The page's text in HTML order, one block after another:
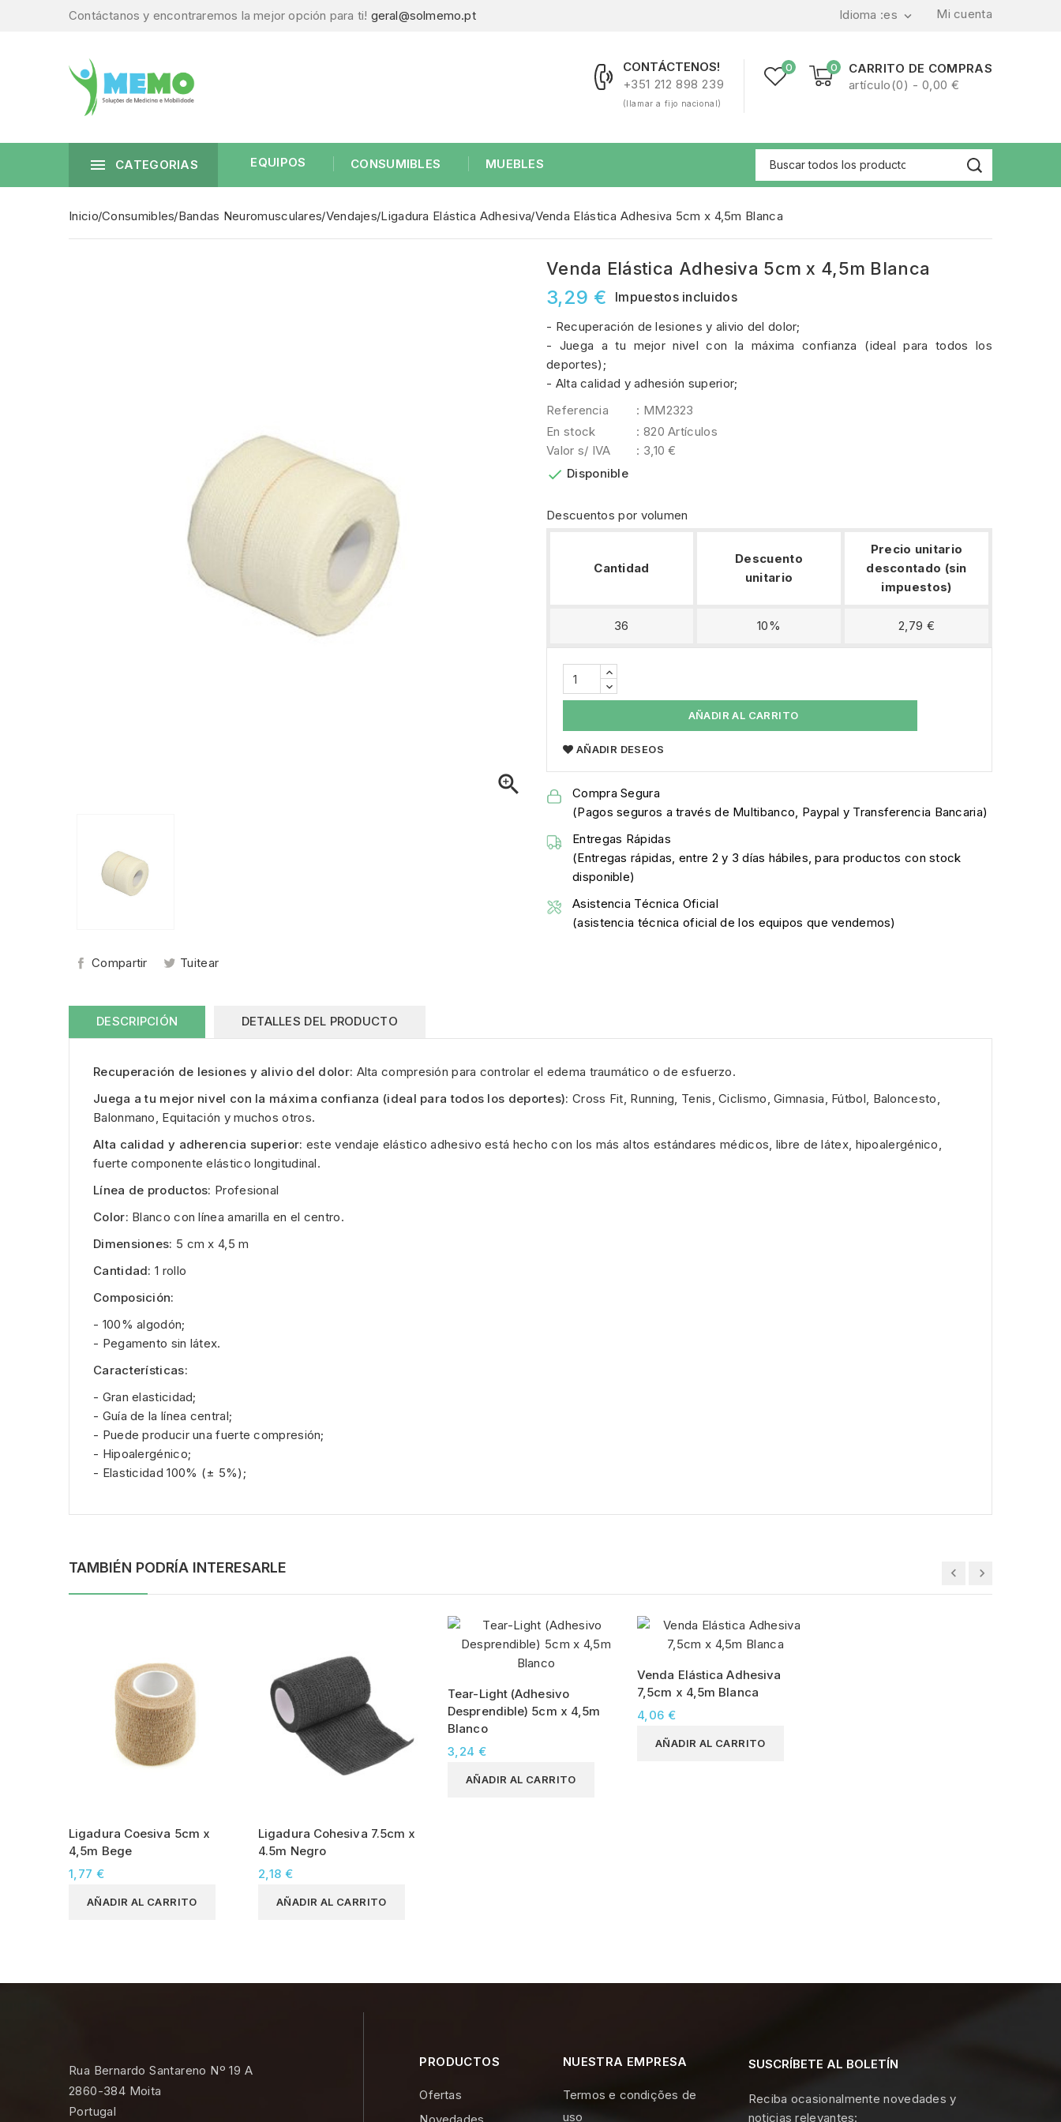
Contáctanos y encontraremos la mejor opción para ti! geral@solmemo.pt Mi cuenta
Idioma :es 
0
CARRITO DE COMPRAS
artículo(0) - 0,00 €
0
CONTÁCTENOS!
+351 212 898 239
(llamar a fijo nacional)
 CATEGORIAS EQUIPOS CONSUMIBLES MUEBLES
Inicio Consumibles Bandas Neuromusculares Vendajes Ligadura Elástica Adhesiva Venda Elástica Adhesiva 5cm x 4,5m Blanca

Compartir Tuitear
Venda Elástica Adhesiva 5cm x 4,5m Blanca
3,29 € Impuestos incluidos
- Recuperación de lesiones y alivio del dolor;
- Juega a tu mejor nivel con la máxima confianza (ideal para todos los
deportes);
- Alta calidad y adhesión superior;
Referencia
: MM2323
En stock
: 820 Artículos
Valor s/ IVA
: 3,10 €
 Disponible
Descuentos por volumen
Cantidad
Descuento
unitario
Precio unitario
descontado (sin
impuestos)
36 10% 2,79 €
AÑADIR AL CARRITO
AÑADIR DESEOS
Compra Segura
(Pagos seguros a través de Multibanco, Paypal y Transferencia Bancaria)
Entregas Rápidas
(Entregas rápidas, entre 2 y 3 días hábiles, para productos con stock
disponible)
Asistencia Técnica Oficial
(asistencia técnica oficial de los equipos que vendemos)
DESCRIPCIÓN DETALLES DEL PRODUCTO
Recuperación de lesiones y alivio del dolor: Alta compresión para controlar el edema traumático o de esfuerzo.
Juega a tu mejor nivel con la máxima confianza (ideal para todos los deportes): Cross Fit, Running, Tenis, Ciclismo, Gimnasia, Fútbol, ​​Baloncesto,
Balonmano, Equitación y muchos otros.
Alta calidad y adherencia superior: este vendaje elástico adhesivo está hecho con los más altos estándares médicos, libre de látex, hipoalergénico,
fuerte componente elástico longitudinal.
Línea de productos: Profesional
Color: Blanco con línea amarilla en el centro.
Dimensiones: 5 cm x 4,5 m
Cantidad: 1 rollo
Composición:
- 100% algodón;
- Pegamento sin látex.
Características:
- Gran elasticidad;
- Guía de la línea central;
- Puede producir una fuerte compresión;
- Hipoalergénico;
- Elasticidad 100% (± 5%);
TAMBIÉN PODRÍA INTERESARLE
Ligadura Coesiva 5cm x
4,5m Bege
1,77 €
AÑADIR AL CARRITO
Ligadura Cohesiva 7.5cm x
4.5m Negro
2,18 €
AÑADIR AL CARRITO
Tear-Light (Adhesivo
Desprendible) 5cm x 4,5m
Blanco
3,24 €
AÑADIR AL CARRITO
Venda Elástica Adhesiva
7,5cm x 4,5m Blanca
4,06 €
AÑADIR AL CARRITO
Rua Bernardo Santareno Nº 19 A
2860-384 Moita
Portugal
PRODUCTOS
Ofertas
NUESTRA EMPRESA
Termos e condições de
uso
SUSCRÍBETE AL BOLETÍN
Reciba ocasionalmente novedades y
noticias relevantes: